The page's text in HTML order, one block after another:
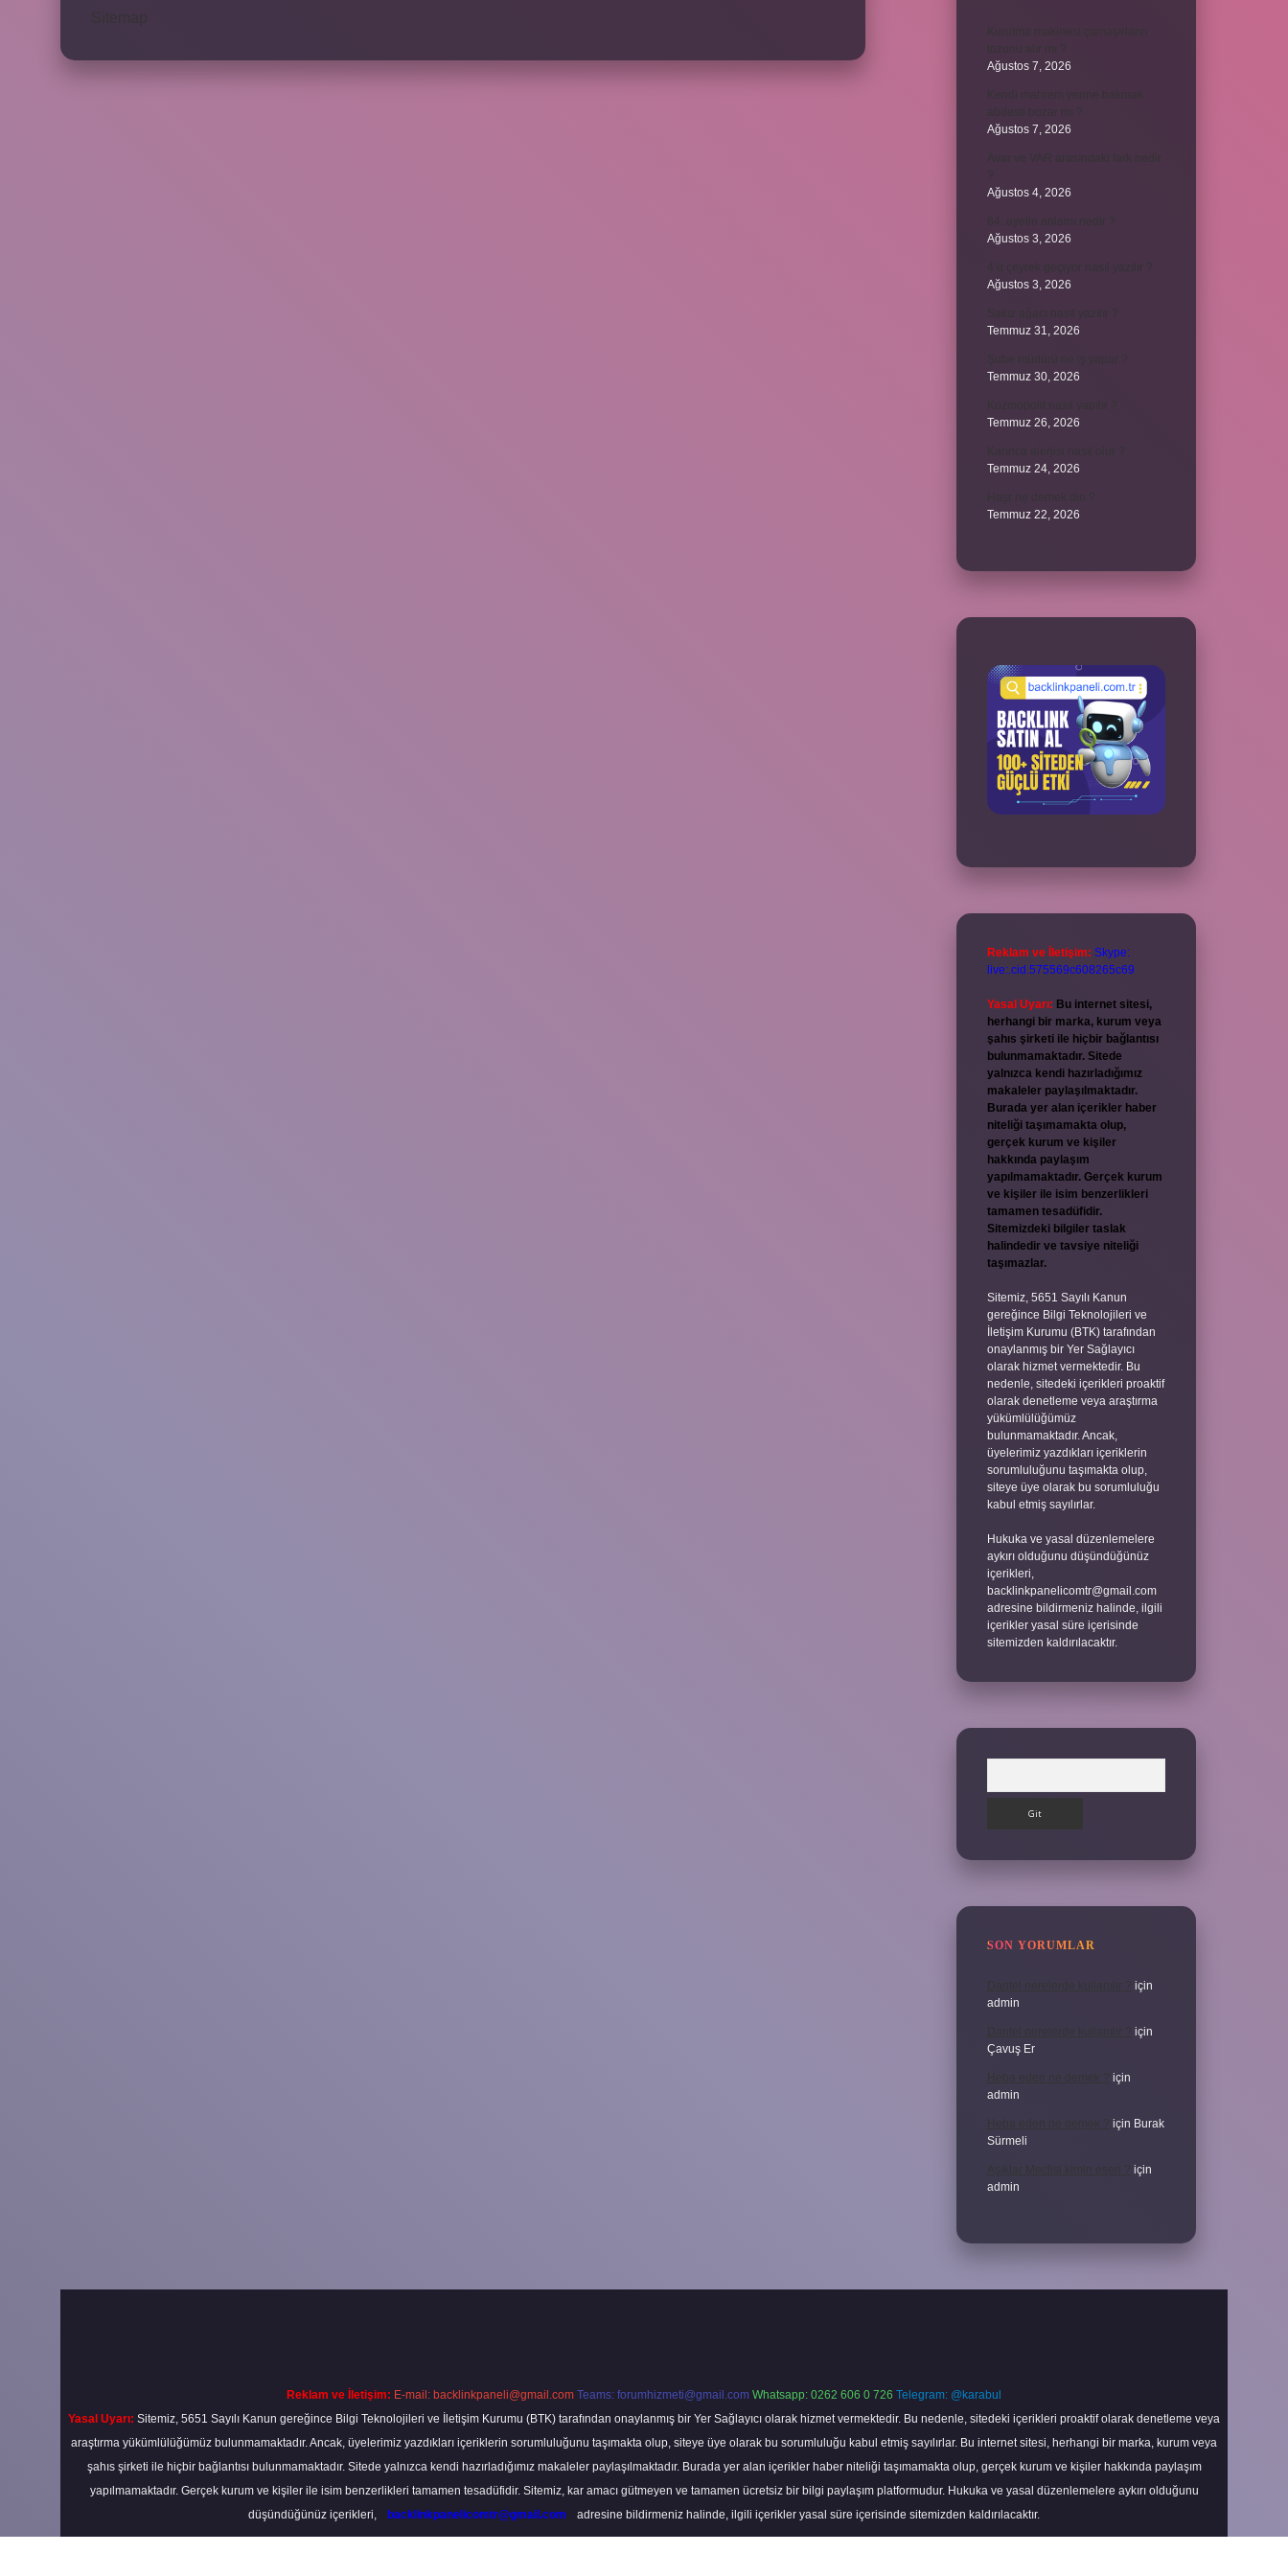
Ağustos 7, 2026
Ağustos 7, 2026
Ağustos 4, 2026
Ağustos 3, 2026
Ağustos 3, 2026
Temmuz 31, 2026
Temmuz 30, 2026
Temmuz 26, 2026
Temmuz 24, 2026
Temmuz 22, 2026
Reklam ve İletişim: Skype:
live:.cid.575569c608265c69
Yasal Uyarı: Bu internet sitesi,
herhangi bir marka, kurum veya
şahıs şirketi ile hiçbir bağlantısı
bulunmamaktadır. Sitede
yalnızca kendi hazırladığımız
makaleler paylaşılmaktadır.
Burada yer alan içerikler haber
niteliği taşımamakta olup,
gerçek kurum ve kişiler
hakkında paylaşım
yapılmamaktadır. Gerçek kurum
ve kişiler ile isim benzerlikleri
tamamen tesadüfidir.
Sitemizdeki bilgiler taslak
halindedir ve tavsiye niteliği
taşımazlar.
Sitemiz, 5651 Sayılı Kanun
gereğince Bilgi Teknolojileri ve
İletişim Kurumu (BTK) tarafından
onaylanmış bir Yer Sağlayıcı
olarak hizmet vermektedir. Bu
nedenle, sitedeki içerikleri proaktif
olarak denetleme veya araştırma
yükümlülüğümüz
bulunmamaktadır. Ancak,
üyelerimiz yazdıkları içeriklerin
sorumluluğunu taşımakta olup,
siteye üye olarak bu sorumluluğu
kabul etmiş sayılırlar.
Hukuka ve yasal düzenlemelere
aykırı olduğunu düşündüğünüz
içerikleri,
backlinkpanelicomtr@gmail.com
adresine bildirmeniz halinde, ilgili
içerikler yasal süre içerisinde
sitemizden kaldırılacaktır.
SON YORUMLAR
Dantel nerelerde kullanılır ? için
admin
Dantel nerelerde kullanılır ? için
Çavuş Er
Heba eden ne demek ? için
admin
Heba eden ne demek ? için Burak
Sürmeli
Aşıklar Meclisi kimin eseri ? için
admin
Reklam ve İletişim: E-mail: backlinkpaneli@gmail.com Teams: forumhizmeti@gmail.com Whatsapp: 0262 606 0 726 Telegram: @karabul
Yasal Uyarı: Sitemiz, 5651 Sayılı Kanun gereğince Bilgi Teknolojileri ve İletişim Kurumu (BTK) tarafından onaylanmış bir Yer Sağlayıcı olarak hizmet vermektedir. Bu nedenle, sitedeki içerikleri proaktif olarak denetleme veya
araştırma yükümlülüğümüz bulunmamaktadır. Ancak, üyelerimiz yazdıkları içeriklerin sorumluluğunu taşımakta olup, siteye üye olarak bu sorumluluğu kabul etmiş sayılırlar. Bu internet sitesi, herhangi bir marka, kurum veya
şahıs şirketi ile hiçbir bağlantısı bulunmamaktadır. Sitede yalnızca kendi hazırladığımız makaleler paylaşılmaktadır. Burada yer alan içerikler haber niteliği taşımamakta olup, gerçek kurum ve kişiler hakkında paylaşım
yapılmamaktadır. Gerçek kurum ve kişiler ile isim benzerlikleri tamamen tesadüfidir. Sitemiz, kar amacı gütmeyen ve tamamen ücretsiz bir bilgi paylaşım platformudur. Hukuka ve yasal düzenlemelere aykırı olduğunu
düşündüğünüz içerikleri,
backlinkpanelicomtr@gmail.com adresine bildirmeniz halinde, ilgili içerikler yasal süre içerisinde sitemizden kaldırılacaktır.